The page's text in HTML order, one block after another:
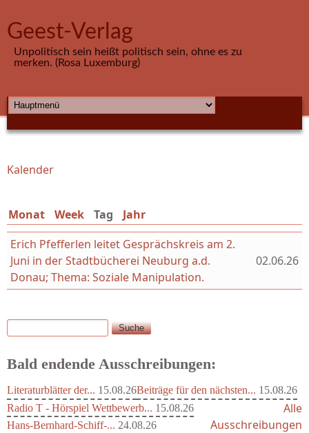
Geest-Verlag
Unpolitisch sein heißt politisch sein, ohne es zu
merken. (Rosa Luxemburg)
HAUPTMENÜ
Sie sind hier
Kalender
Monat Week Tag (aktiver Reiter)
Jahr
Erich Pfefferlen leitet Gesprächskreis am 2.
Juni in der Stadtbücherei Neuburg a.d.
Donau; Thema: Soziale Manipulation.
02.06.26
Suchformular
Suche
Bald endende Ausschreibungen:
Literaturblätter der... 15.08.26Beiträge für den nächsten... 15.08.26
Radio T - Hörspiel Wettbewerb... 15.08.26
Hans-Bernhard-Schiff-... 24.08.26
Alle
Ausschreibungen